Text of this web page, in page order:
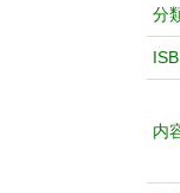
分
内